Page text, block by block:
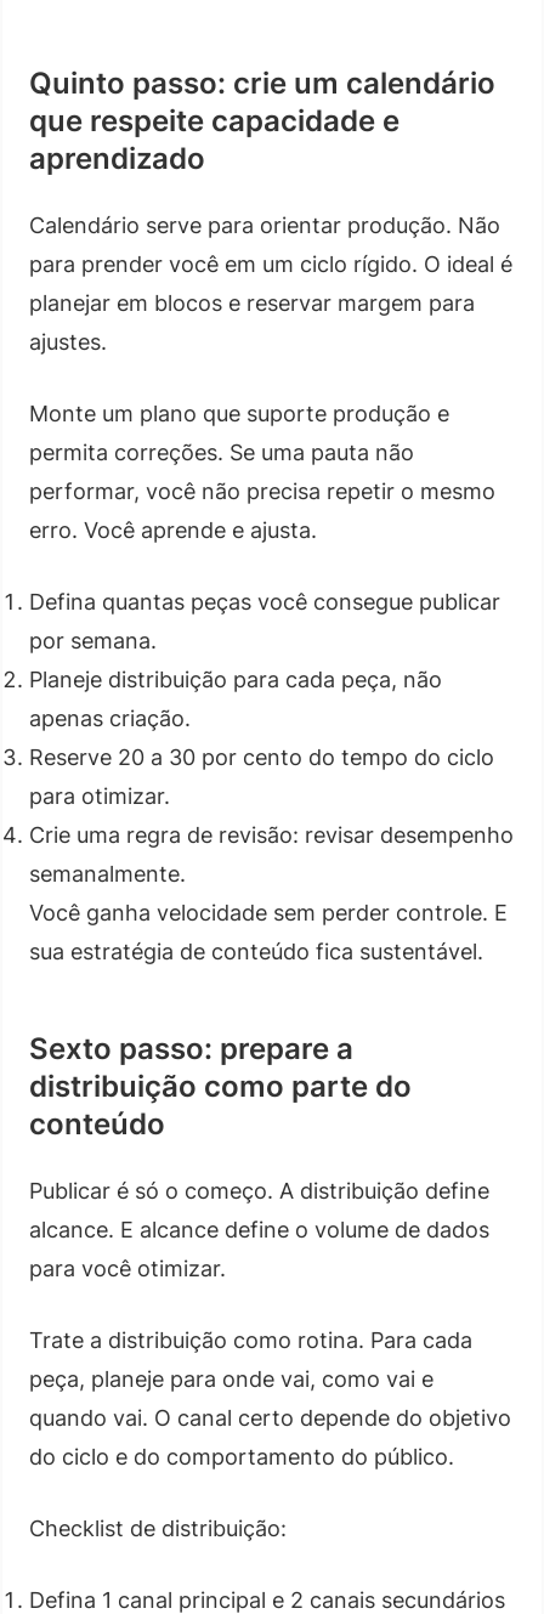
Quinto passo: crie um calendário
que respeite capacidade e
aprendizado
Calendário serve para orientar produção. Não
para prender você em um ciclo rígido. O ideal é
planejar em blocos e reservar margem para
ajustes.
Monte um plano que suporte produção e
permita correções. Se uma pauta não
performar, você não precisa repetir o mesmo
erro. Você aprende e ajusta.
Defina quantas peças você consegue publicar
por semana.
Planeje distribuição para cada peça, não
apenas criação.
Reserve 20 a 30 por cento do tempo do ciclo
para otimizar.
Crie uma regra de revisão: revisar desempenho
semanalmente.
Você ganha velocidade sem perder controle. E
sua estratégia de conteúdo fica sustentável.
Sexto passo: prepare a
distribuição como parte do
conteúdo
Publicar é só o começo. A distribuição define
alcance. E alcance define o volume de dados
para você otimizar.
Trate a distribuição como rotina. Para cada
peça, planeje para onde vai, como vai e
quando vai. O canal certo depende do objetivo
do ciclo e do comportamento do público.
Checklist de distribuição:
Defina 1 canal principal e 2 canais secundários